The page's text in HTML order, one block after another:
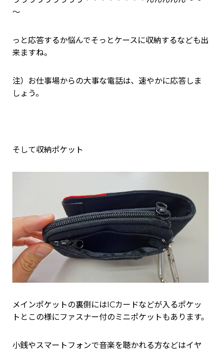
～
っと応答するか悩んでそっとケースに収納するなども出
来ますね。
注）お仕事場からの大事な電話は、速やかに応答しま
しょう。
そして収納ポケット
メインポケットの裏側にはICカードなどが入るポケッ
トとこの様にファスナー付のミニポケットもあります。
小銭やスマートフォンで音楽を聴かれる方などはイヤ